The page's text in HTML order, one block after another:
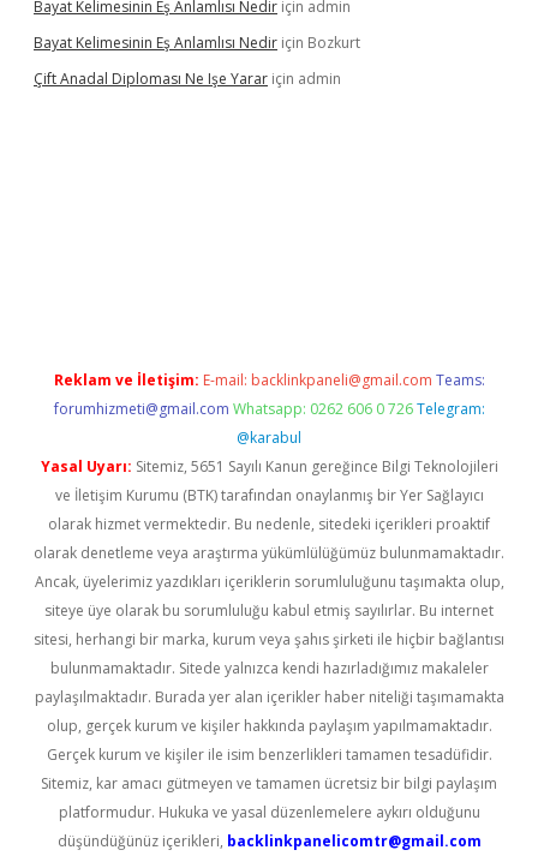
Bayat Kelimesinin Eş Anlamlısı Nedir için admin
Bayat Kelimesinin Eş Anlamlısı Nedir için Bozkurt
Çift Anadal Diploması Ne Işe Yarar için admin
Reklam ve İletişim: E-mail: backlinkpaneli@gmail.com Teams:
forumhizmeti@gmail.com Whatsapp: 0262 606 0 726 Telegram:
@karabul
Yasal Uyarı: Sitemiz, 5651 Sayılı Kanun gereğince Bilgi Teknolojileri
ve İletişim Kurumu (BTK) tarafından onaylanmış bir Yer Sağlayıcı
olarak hizmet vermektedir. Bu nedenle, sitedeki içerikleri proaktif
olarak denetleme veya araştırma yükümlülüğümüz bulunmamaktadır.
Ancak, üyelerimiz yazdıkları içeriklerin sorumluluğunu taşımakta olup,
siteye üye olarak bu sorumluluğu kabul etmiş sayılırlar. Bu internet
sitesi, herhangi bir marka, kurum veya şahıs şirketi ile hiçbir bağlantısı
bulunmamaktadır. Sitede yalnızca kendi hazırladığımız makaleler
paylaşılmaktadır. Burada yer alan içerikler haber niteliği taşımamakta
olup, gerçek kurum ve kişiler hakkında paylaşım yapılmamaktadır.
Gerçek kurum ve kişiler ile isim benzerlikleri tamamen tesadüfidir.
Sitemiz, kar amacı gütmeyen ve tamamen ücretsiz bir bilgi paylaşım
platformudur. Hukuka ve yasal düzenlemelere aykırı olduğunu
düşündüğünüz içerikleri, backlinkpanelicomtr@gmail.com